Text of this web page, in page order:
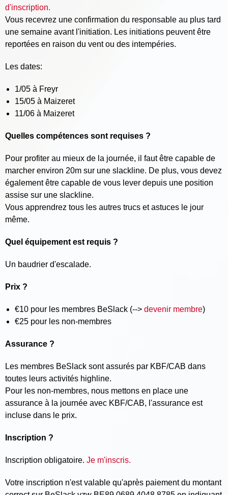
d'inscription.
Vous recevrez une confirmation du responsable au plus tard
une semaine avant l'initiation. Les initiations peuvent être
reportées en raison du vent ou des intempéries.
Les dates:
1/05 à Freyr
15/05 à Maizeret
11/06 à Maizeret
Quelles compétences sont requises ?
Pour profiter au mieux de la journée, il faut être capable de
marcher environ 20m sur une slackline. De plus, vous devez
également être capable de vous lever depuis une position
assise sur une slackline.
Vous apprendrez tous les autres trucs et astuces le jour
même.
Quel équipement est requis ?
Un baudrier d'escalade.
Prix ?
€10 pour les membres BeSlack (-->devenir membre)
€25 pour les non-membres
Assurance ?
Les membres BeSlack sont assurés par KBF/CAB dans
toutes leurs activités highline.
Pour les non-membres, nous mettons en place une
assurance à la journée avec KBF/CAB, l'assurance est
incluse dans le prix.
Inscription ?
Inscription obligatoire. Je m'inscris.
Votre inscription n'est valable qu'après paiement du montant